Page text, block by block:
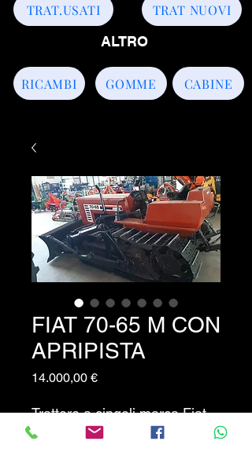
TRAT.USATI TRAT NUOVI
CABINE
GOMME
RICAMBI
ALTRO
FIAT 70-65 M CON
APRIPISTA
14.000,00 €Prezzo
Trattore a cingoli marca Fiat
Mod 70-65 montagna con